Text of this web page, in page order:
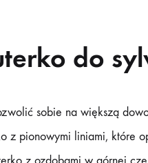
do
sobie na większą
z pionowymi liniami, które